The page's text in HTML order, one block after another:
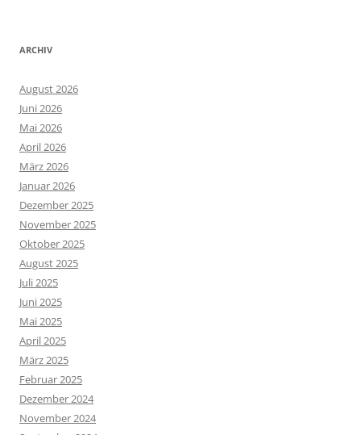
ARCHIV
August 2026
Juni 2026
Mai 2026
April 2026
März 2026
Januar 2026
Dezember 2025
November 2025
Oktober 2025
August 2025
Juli 2025
Juni 2025
Mai 2025
April 2025
März 2025
Februar 2025
Dezember 2024
November 2024